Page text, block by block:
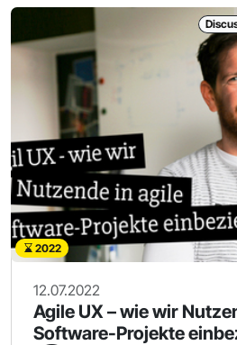
2022
12.07.2022
Agile UX – wie wir
Software-Projekte